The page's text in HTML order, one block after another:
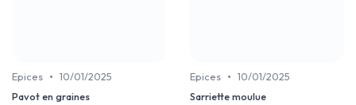
Epices • 10/01/2025
Pavot en graines
Epices • 10/01/2025
Sarriette moulue